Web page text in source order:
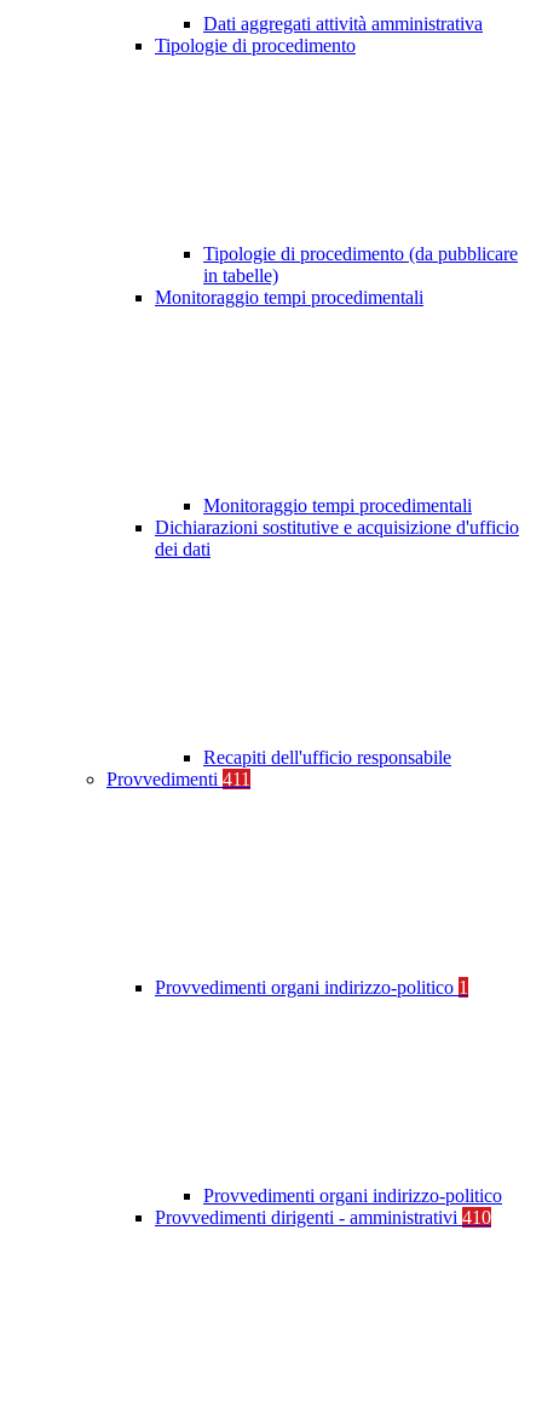
Dati aggregati attività amministrativa
Tipologie di procedimento
Tipologie di procedimento (da pubblicare
in tabelle)
Monitoraggio tempi procedimentali
Monitoraggio tempi procedimentali
Dichiarazioni sostitutive e acquisizione d'ufficio
dei dati
Recapiti dell'ufficio responsabile
Provvedimenti 411
Provvedimenti organi indirizzo-politico 1
Provvedimenti organi indirizzo-politico
Provvedimenti dirigenti - amministrativi 410